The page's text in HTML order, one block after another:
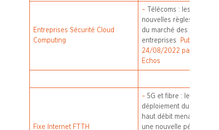
Entreprises Sécurité Cloud
Computing
–
Télécoms : les
nouvelles règles du jeu
du marché des
entreprises
Publié le
24/08/2022 par Les
Echos
Fixe Internet FTTH
– 5G et fibre : le
déploiement du très
haut débit menacé par
une nouvelle pénurie